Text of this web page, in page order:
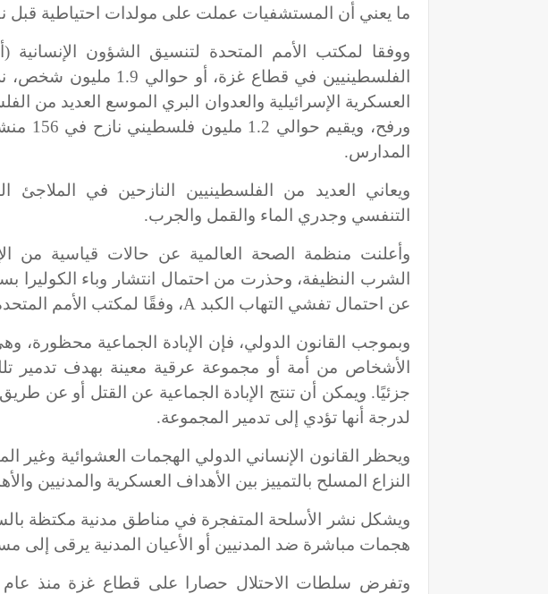
ما يعني أن المستشفيات عملت على مولدات احتياطية قبل
الفلسطينيين في قطاع غزة،
العسكرية الإسرائيلية والعدوان البري الموسع العديد من
ورفح،
المدارس.
ويعاني العديد من الفلسطينيين النازحين في الملاجئ
التنفسي وجدري الماء والقمل والجرب.
وأعلنت منظمة الصحة العالمية عن حالات قياسية من
الشرب النظيفة، وحذرت من احتمال انتشار وباء الكوليرا
عن احتمال تفشي التهاب الكبد A، وفقًا لمكتب الأمم
وبموجب القانون الدولي، فإن الإبادة الجماعية محظورة،
الأشخاص من أمة أو مجموعة عرقية معينة بهدف تدمير
جزئيًا. ويمكن أن تنتج الإبادة الجماعية عن القتل أو عن
لدرجة أنها تؤدي إلى تدمير المجموعة.
ويحظر القانون الإنساني الدولي الهجمات العشوائية وغير
النزاع المسلح بالتمييز بين الأهداف العسكرية والمدنيين
ويشكل نشر الأسلحة المتفجرة في مناطق مدنية مكتظة
هجمات مباشرة ضد المدنيين أو الأعيان المدنية يرقى إلى